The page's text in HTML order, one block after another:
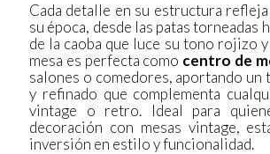
Cada detalle en su estructura
su época, desde las patas torneadas
de la caoba que luce su tono rojizo
mesa es perfecta como centro de
salones o comedores, aportando
y refinado que complementa
vintage o retro. Ideal para
decoración con mesas vintage,
inversión en estilo y funcionalidad.